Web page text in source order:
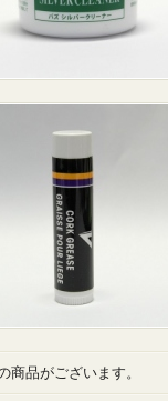
商品がございます。